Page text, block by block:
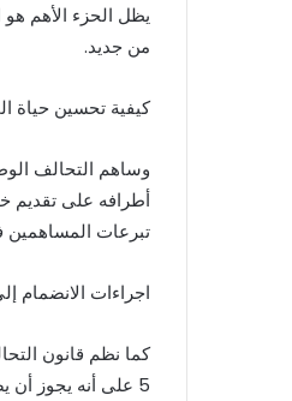
يظل الحزء الأهم
من جديد.
كيفية تحسين حياة
وساهم التحالف
أطرافه على تقديم
تبرعات المساهمين
اجراءات الانضمام
كما نظم قانون
5 على أنه يجوز